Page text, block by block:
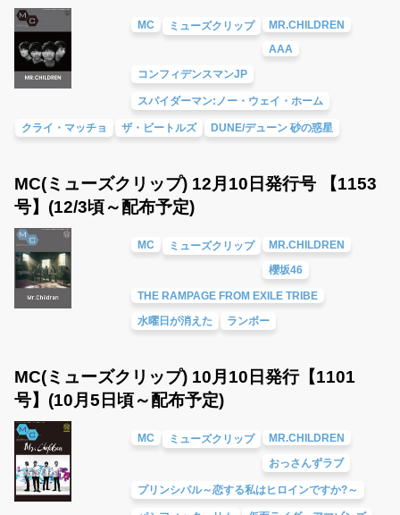
MC ミューズクリップ
MR.CHILDREN
AAA
コンフィデンスマンJP
スパイダーマン:ノー・ウェイ・ホーム
クライ・マッチョ ザ・ビートルズ DUNE/デューン 砂の惑星
MC(ミューズクリップ) 12月10日発行号 【1153
号】(12/3頃～配布予定)
MC ミューズクリップ
MR.CHILDREN
櫻坂46
THE RAMPAGE FROM EXILE TRIBE
水曜日が消えた
ランボー
MC(ミューズクリップ) 10月10日発行【1101
号】(10月5日頃～配布予定)
MC ミューズクリップ
MR.CHILDREN
おっさんずラブ
プリンシパル～恋する私はヒロインですか?～